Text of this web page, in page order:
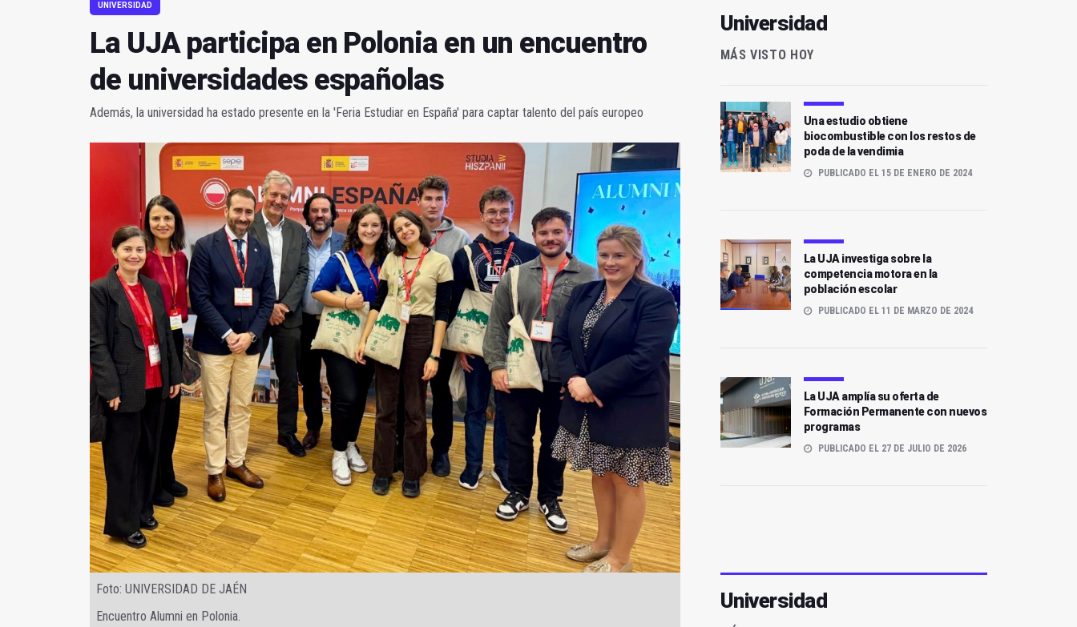
UNIVERSIDAD
La UJA participa en Polonia en un encuentro
de universidades españolas
Además, la universidad ha estado presente en la 'Feria Estudiar en España' para captar talento del país europeo
Foto: UNIVERSIDAD DE JAÉN
Encuentro Alumni en Polonia.
Universidad
MÁS VISTO HOY
Una estudio obtiene
biocombustible con los restos de
poda de la vendimia
PUBLICADO EL 15 DE ENERO DE 2024
La UJA investiga sobre la
competencia motora en la
población escolar
PUBLICADO EL 11 DE MARZO DE 2024
La UJA amplía su oferta de
Formación Permanente con nuevos
programas
PUBLICADO EL 27 DE JULIO DE 2026
Universidad